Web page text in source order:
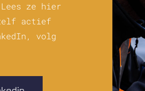
ze hier
actief
volg